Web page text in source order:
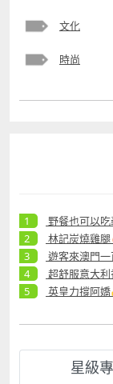
文化
時尚
野餐也可以
林記炭燒雞
遊客來澳門
超舒服意大
英皇力撐阿
星級